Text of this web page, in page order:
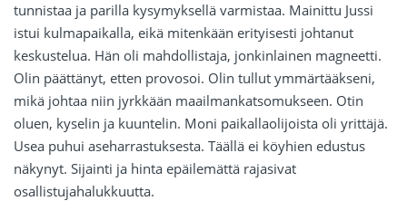
tunnistaa ja parilla kysymyksellä varmistaa. Mainittu Jussi
istui kulmapaikalla, eikä mitenkään erityisesti johtanut
keskustelua. Hän oli mahdollistaja, jonkinlainen magneetti.
Olin päättänyt, etten provosoi. Olin tullut ymmärtääkseni,
mikä johtaa niin jyrkkään maailmankatsomukseen. Otin
oluen, kyselin ja kuuntelin. Moni paikallaolijoista oli yrittäjä.
Usea puhui aseharrastuksesta. Täällä ei köyhien edustus
näkynyt. Sijainti ja hinta epäilemättä rajasivat
osallistujahalukkuutta.